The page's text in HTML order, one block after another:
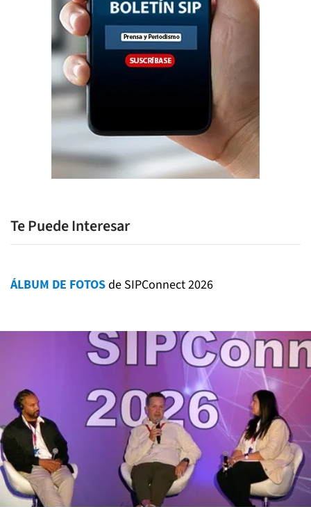
Te Puede Interesar
ÁLBUM DE FOTOSde SIPConnect 2026